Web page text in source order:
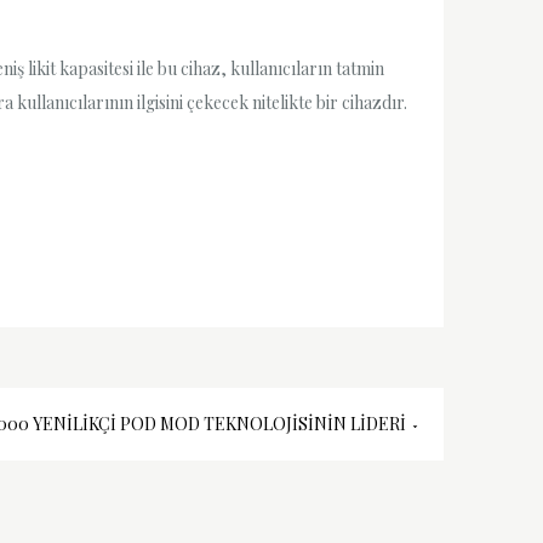
likit kapasitesi ile bu cihaz, kullanıcıların tatmin
ilgisini çekecek nitelikte bir cihazdır.
YENILIKÇI POD MOD TEKNOLOJISININ LIDERI